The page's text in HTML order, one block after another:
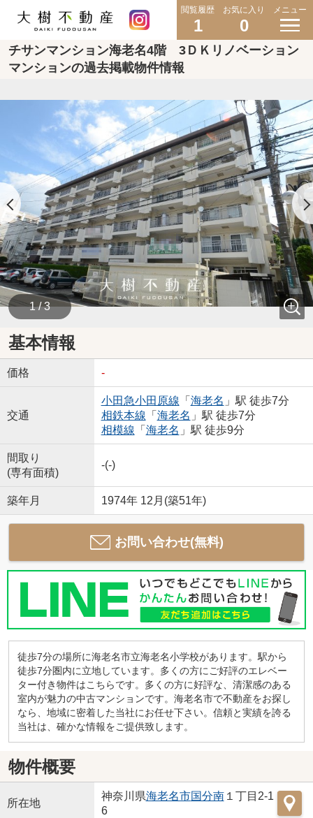
閲覧履歴
1
お気に入り
0
メニュー
チサンマンション海老名4階 3ＤＫリノベーション
マンションの過去掲載物件情報
1 / 3
基本情報
価格 -
交通
小田急小田原線 「 海老名 」駅 徒歩7分
相鉄本線 「 海老名 」駅 徒歩7分
相模線 「 海老名 」駅 徒歩9分
間取り
(専有面積)
-(-)
築年月 1974年 12月(築51年)
お問い合わせ(無料)
徒歩7分の場所に海老名市立海老名小学校があります。駅から
徒歩7分圏内に立地しています。多くの方にご好評のエレベー
ター付き物件はこちらです。多くの方に好評な、清潔感のある
室内が魅力の中古マンションです。海老名市で不動産をお探し
なら、地域に密着した当社にお任せ下さい。信頼と実績を誇る
当社は、確かな情報をご提供致します。
物件概要
所在地
神奈川県海老名市国分南１丁目2-1
6